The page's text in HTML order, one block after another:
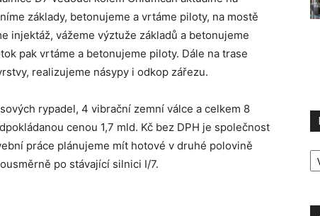
základy, betonujeme a vrtáme piloty, na mostě
injektáž, vážeme výztuže základů a betonujeme
pak vrtáme a betonujeme piloty. Dále na trase
realizujeme násypy i odkop zářezu.
rypadel, 4 vibrační zemní válce a celkem 8
cenou 1,7 mld. Kč bez DPH je společnost
práce plánujeme mít hotové v druhé polovině
po stávající silnici I/7.